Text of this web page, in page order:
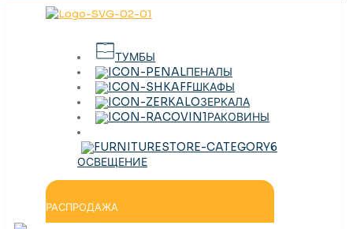
ТУМБЫ
ПЕНАЛЫ
ШКАФЫ
ЗЕРКАЛА
РАКОВИНЫ
ОСВЕЩЕНИЕ
РАСПРОДАЖА